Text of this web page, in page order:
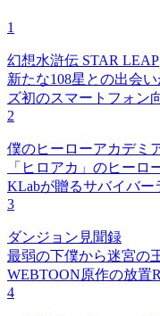
1
幻想水滸伝 STAR LEAP
新たな108星との出会
ズ初のスマートフォン
2
僕のヒーローアカデミ
「ヒロアカ」のヒーロ
KLabが贈るサバイバー
3
ダンジョン見聞録
最弱の下僕から迷宮の
WEBTOON原作の放置
4